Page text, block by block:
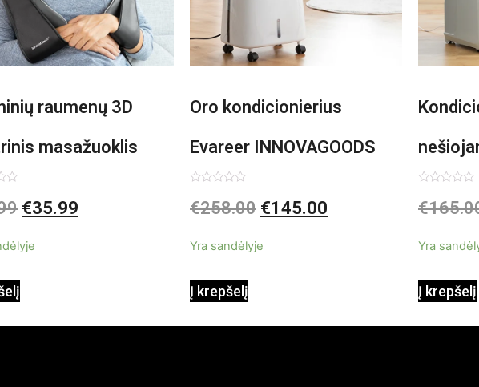
raumenų 3D
masažuoklis
Shiatsu
€35.99
Oro kondicionierius
Evareer INNOVAGOODS
90W mobilus, garinamasis,
0
iš
€258.00 €145.00
Yra sandėlyje
Į krepšelį
0
iš
€
Yra
Į krepšelį